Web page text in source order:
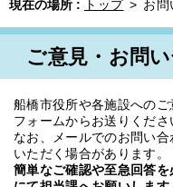
現在の場所 : トップ > お問
ご意見・お問
船橋市役所や各施設への
フォームからお送りくださ
なお、メールでのお問い
いただく場合があります。
簡単なご確認や至急回答